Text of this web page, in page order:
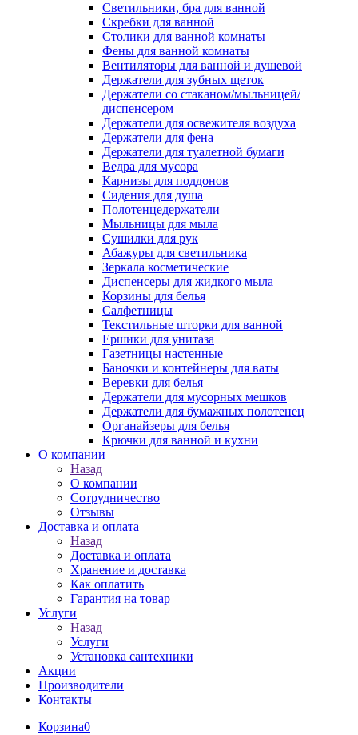
Светильники, бра для ванной
Скребки для ванной
Столики для ванной комнаты
Фены для ванной комнаты
Вентиляторы для ванной и душевой
Держатели для зубных щеток
Держатели со стаканом/мыльницей/
диспенсером
Держатели для освежителя воздуха
Держатели для фена
Держатели для туалетной бумаги
Ведра для мусора
Карнизы для поддонов
Сидения для душа
Полотенцедержатели
Мыльницы для мыла
Сушилки для рук
Абажуры для светильника
Зеркала косметические
Диспенсеры для жидкого мыла
Корзины для белья
Салфетницы
Текстильные шторки для ванной
Ершики для унитаза
Газетницы настенные
Баночки и контейнеры для ваты
Веревки для белья
Держатели для мусорных мешков
Держатели для бумажных полотенец
Органайзеры для белья
Крючки для ванной и кухни
О компании
Назад
О компании
Сотрудничество
Отзывы
Доставка и оплата
Назад
Доставка и оплата
Хранение и доставка
Как оплатить
Гарантия на товар
Услуги
Назад
Услуги
Установка сантехники
Акции
Производители
Контакты
Корзина0